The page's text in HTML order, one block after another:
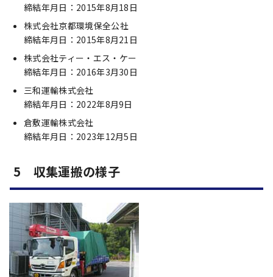
締結年月日：2015年8月18日
株式会社京都環境保全公社
締結年月日：2015年8月21日
株式会社ティー・エス・ケー
締結年月日：2016年3月30日
三和運輸株式会社
締結年月日：2022年8月9日
倉敷運輸株式会社
締結年月日：2023年12月5日
5 収集運搬の様子